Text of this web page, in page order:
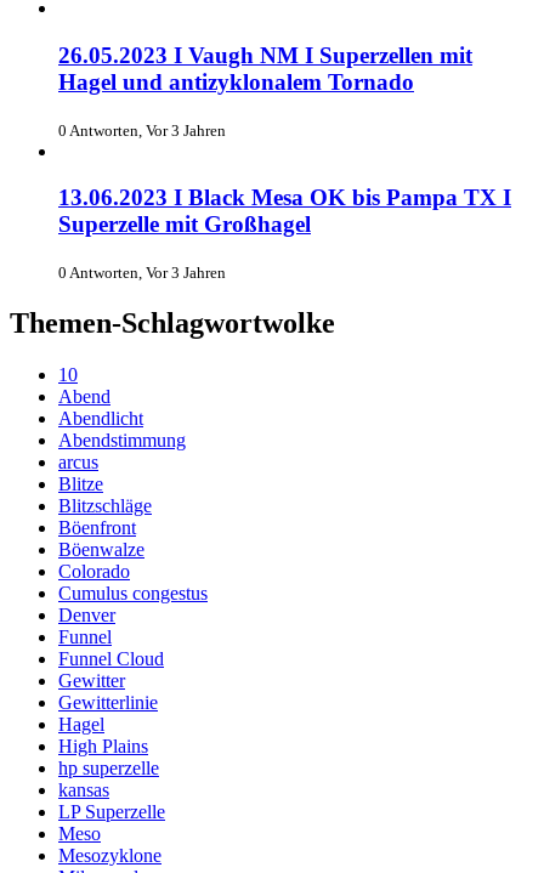
26.05.2023 I Vaugh NM I Superzellen mit
Hagel und antizyklonalem Tornado
0 Antworten, Vor 3 Jahren
13.06.2023 I Black Mesa OK bis Pampa TX I
Superzelle mit Großhagel
0 Antworten, Vor 3 Jahren
Themen-Schlagwortwolke
10
Abend
Abendlicht
Abendstimmung
arcus
Blitze
Blitzschläge
Böenfront
Böenwalze
Colorado
Cumulus congestus
Denver
Funnel
Funnel Cloud
Gewitter
Gewitterlinie
Hagel
High Plains
hp superzelle
kansas
LP Superzelle
Meso
Mesozyklone